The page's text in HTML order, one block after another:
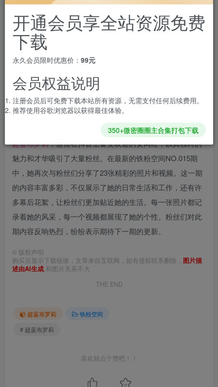
抖音 超蓝布罗莉 铁粉空间 NO.015期 【23P】
此内容为付费阅读，请付费后查看
会员专属资源
超蓝布罗莉，这位在抖音上备受欢迎的女网红，以其独特的
魅力和才华吸引了大量粉丝。在最新的铁粉空间NO.015期
中，她再次与粉丝们分享了23张精彩的照片和视频。这一期
的内容丰富多彩，不仅展示了她的日常生活和工作，还有许
多幕后花絮，让粉丝们更加贴近她的生活。每一张照片都记
录着她的风采，每一个视频都展现了她的个性。粉丝们对此
期内容反响热烈，纷纷表示期待下一期的更新。
© 版权声明
购买后显示下载链接，文章来自互联网，如有侵权联系删除， 图片描
述由AI生成,和图片关系不大
THE END
超蓝布罗莉
铁粉空间
# 超蓝布罗莉
喜欢就点个赞吧！！
开通会员享全站资源免费
下载
永久会员限时优惠价： 99元
会员权益说明
注册会员后可免费下载本站所有资源，无需支付任何后续费用。
推荐使用谷歌浏览器以获得最佳体验。
350+微密圈圈主合集打包下载